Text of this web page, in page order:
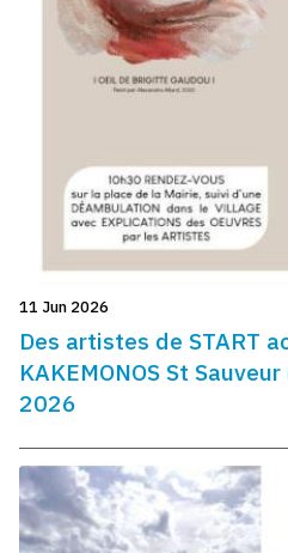
11 Jun 2026
Des artistes de START
KAKEMONOS St
2026